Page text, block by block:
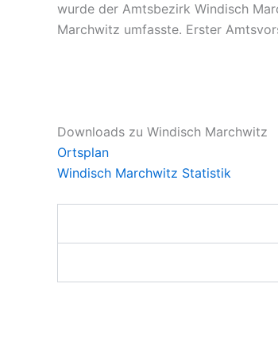
wurde der Amtsbezirk Windisch
Marchwitz umfasste. Erster
Downloads zu Windisch Marchwitz
Ortsplan
Windisch Marchwitz Statistik